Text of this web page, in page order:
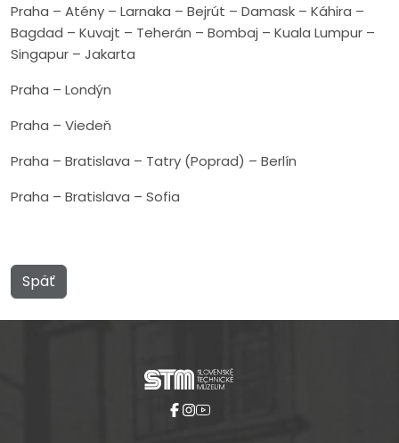
Praha – Atény – Larnaka – Bejrút – Damask – Káhira –
Bagdad – Kuvajt – Teherán – Bombaj – Kuala Lumpur –
Singapur – Jakarta
Praha – Londýn
Praha – Viedeň
Praha – Bratislava – Tatry (Poprad) – Berlín
Praha – Bratislava – Sofia
Späť